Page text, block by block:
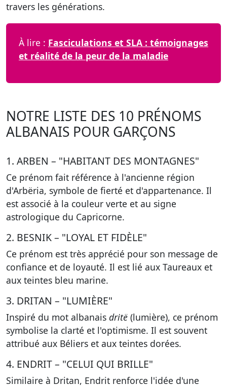
travers les générations.
À lire : Fasciculations et SLA : témoignages
et réalité de la peur de la maladie
NOTRE LISTE DES 10 PRÉNOMS
ALBANAIS POUR GARÇONS
1. ARBEN – "HABITANT DES MONTAGNES"
Ce prénom fait référence à l'ancienne région
d'Arbëria, symbole de fierté et d'appartenance. Il
est associé à la couleur verte et au signe
astrologique du Capricorne.
2. BESNIK – "LOYAL ET FIDÈLE"
Ce prénom est très apprécié pour son message de
confiance et de loyauté. Il est lié aux Taureaux et
aux teintes bleu marine.
3. DRITAN – "LUMIÈRE"
Inspiré du mot albanais dritë (lumière), ce prénom
symbolise la clarté et l'optimisme. Il est souvent
attribué aux Béliers et aux teintes dorées.
4. ENDRIT – "CELUI QUI BRILLE"
Similaire à Dritan, Endrit renforce l'idée d'une